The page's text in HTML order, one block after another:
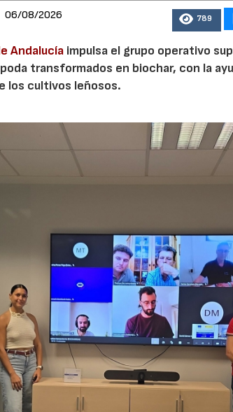
06/08/2026 789
Andalucía impulsa el grupo operativo
transformados en biochar, con la
los cultivos leñosos.